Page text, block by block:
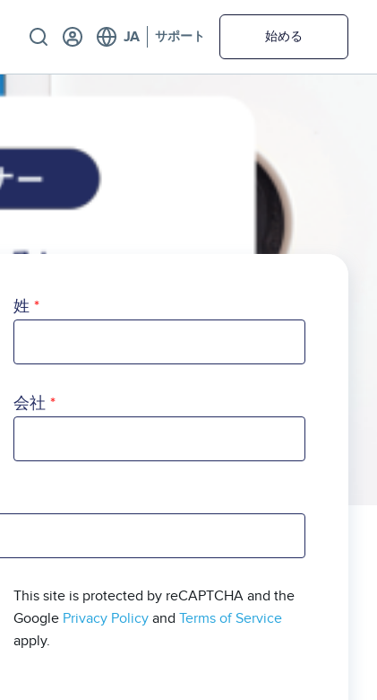
Utility サポート 始める
姓
会社
This site is protected by reCAPTCHA and the
Google Privacy Policy andTerms of Service
apply.